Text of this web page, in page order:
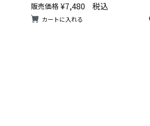
販売価格 ¥7,480 税込
カートに入れる